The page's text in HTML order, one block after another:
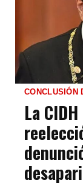
CONCLUSIÓN
La